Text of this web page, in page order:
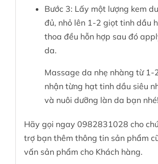
Bước 3: Lấy một lượng kem
đủ, nhỏ lên 1-2 giọt tinh dầu
thoa đều hỗn hợp sau đó
da.
Massage da nhẹ nhàng từ 1-
nhận từng hạt tinh dầu siêu
và nuôi dưỡng làn da bạn nhé!
Hãy gọi ngay 0982831028 cho
trợ bạn thêm thông tin sản phẩm
vấn sản phẩm cho Khách hàng.